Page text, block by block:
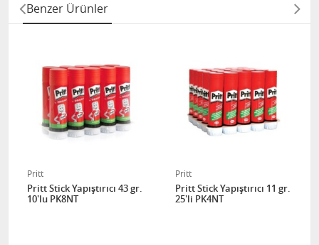
Benzer Ürünler
Pritt
Pritt Stick Yapıştırıcı 43 gr.
10'lu PK8NT
Pritt
Pritt Stick Yapıştırıcı 11 gr.
25'li PK4NT